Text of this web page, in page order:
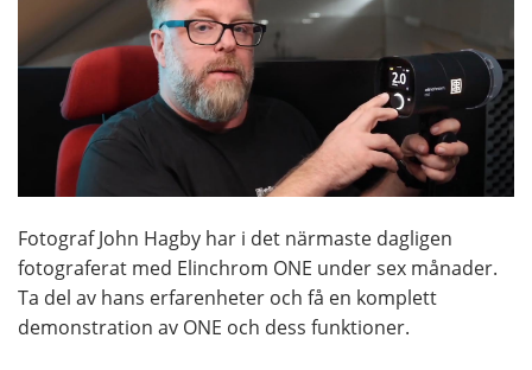
Fotograf John Hagby har i det närmaste dagligen
fotograferat med Elinchrom ONE under sex månader.
Ta del av hans erfarenheter och få en komplett
demonstration av ONE och dess funktioner.